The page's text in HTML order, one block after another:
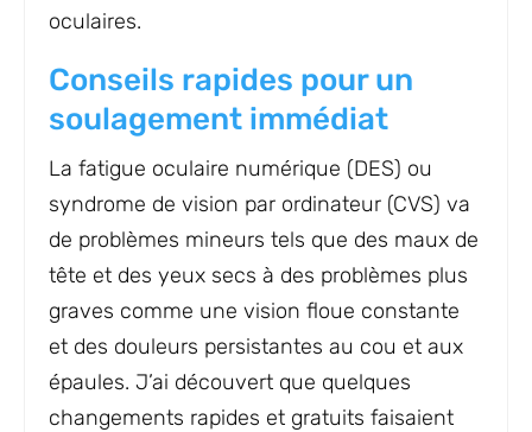
oculaires.
Conseils rapides pour un
soulagement immédiat
La fatigue oculaire numérique (DES) ou
syndrome de vision par ordinateur (CVS) va
de problèmes mineurs tels que des maux de
tête et des yeux secs à des problèmes plus
graves comme une vision floue constante
et des douleurs persistantes au cou et aux
épaules. J’ai découvert que quelques
changements rapides et gratuits faisaient